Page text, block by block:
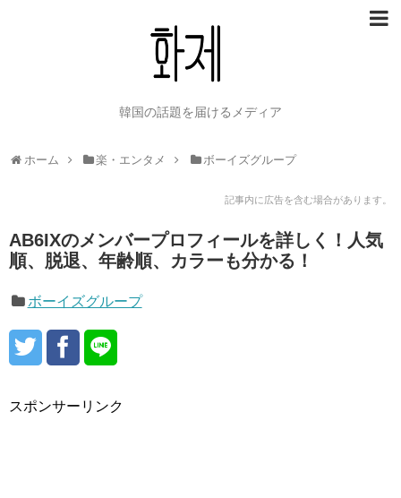
韓国の話題を届けるメディア
ホーム 楽・エンタメ ボーイズグループ
記事内に広告を含む場合があります。
AB6IXのメンバープロフィールを詳しく！人気
順、脱退、年齢順、カラーも分かる！
ボーイズグループ
スポンサーリンク